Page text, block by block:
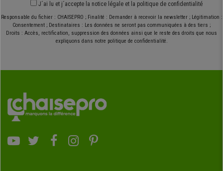
J´ai lu et j´accepte la notice légale et la politique de confidentialité
Responsable du fichier : CHAISEPRO ; Finalité : Demander à recevoir la newsletter ; Légitimation :
Consentement ; Destinataires : Les données ne seront pas communiquées à des tiers ;
Droits : Accès, rectification, suppression des données ainsi que le reste des droits que nous
expliquons dans notre politique de confidentialité.